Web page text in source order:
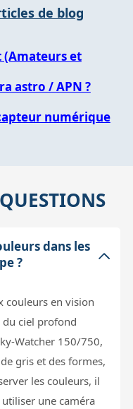
de blog
(Amateurs et
astro / APN ?
numérique
dans les
?
couleurs en vision
ciel profond
Watcher 150/750,
gris et des formes,
les couleurs, il
une caméra